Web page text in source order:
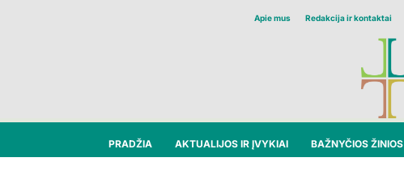
Apie mus Redakcija ir kontaktai
PRADŽIA AKTUALIJOS IR ĮVYKIAI BAŽNYČIOS ŽINIOS